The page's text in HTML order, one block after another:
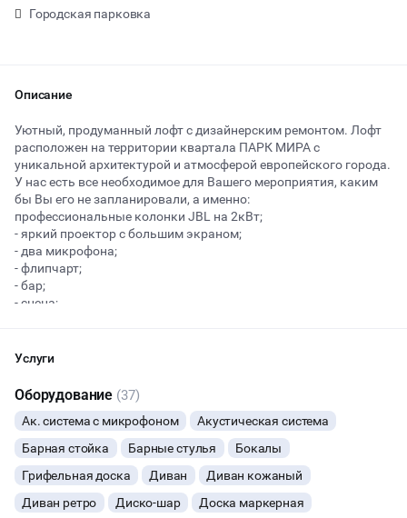
Городская парковка
Описание
Уютный, продуманный лофт с дизайнерским ремонтом. Лофт
расположен на территории квартала ПАРК МИРА с
уникальной архитектурой и атмосферой европейского города.
У нас есть все необходимое для Вашего мероприятия, каким
бы Вы его не запланировали, а именно:
профессиональные колонки JBL на 2кВт;
- яркий проектор с большим экраном;
- два микрофона;
- флипчарт;
- бар;
- сцена;
- посуда;
- 2 раздельных санузла
- отдельный вход с улицы.
Площадка прекрасно подходит для проведения вечеринок,
бизнес мероприятий и творческих мастер-классов.
В стоимость включено все необходимое оборудование, уборка
оплачивается отдельно.
ВСЕ ЦЕНЫ ЗАВИСЯТ ОТ КОЛ-ВА ГОСТЕЙ И ФОРМАТА
Услуги
Оборудование (37)
Ак. система с микрофоном
Акустическая система
Барная стойка
Барные стулья
Бокалы
Грифельная доска
Диван
Диван кожаный
Диван ретро
Диско-шар
Доска маркерная
от 400 ₽ за час
Тип мероприятия
ВЕЧЕРИНКИ
ДЕНЬ РОЖДЕНИЯ
СВАДЬБЫ
КОРПОРАТИВЫ
ДЕЛОВЫЕ МЕРОПРИЯТИЯ
Начало
Вы можете отменить заявку в любой момент, это бесплатно
или поменять параметры с нашим менеджером после того, как
оставите заявку
🔥 14 человек интересовались этой площадкой сегодня